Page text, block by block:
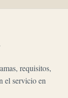
requisitos,
el servicio en